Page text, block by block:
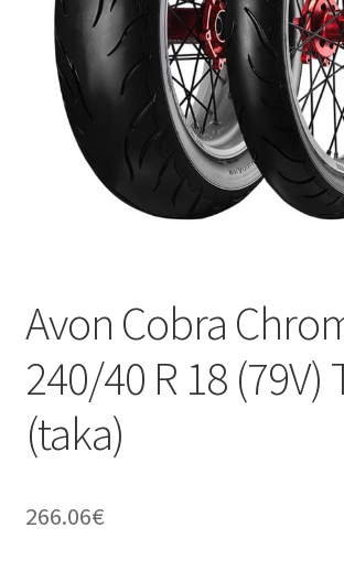
Avon Cobra
240/40 R 18 (79V)
(taka)
266.06€